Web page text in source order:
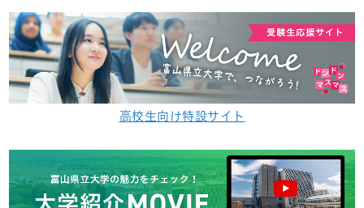
高校生向け特設サイト